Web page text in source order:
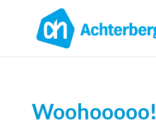
Woohooooo!